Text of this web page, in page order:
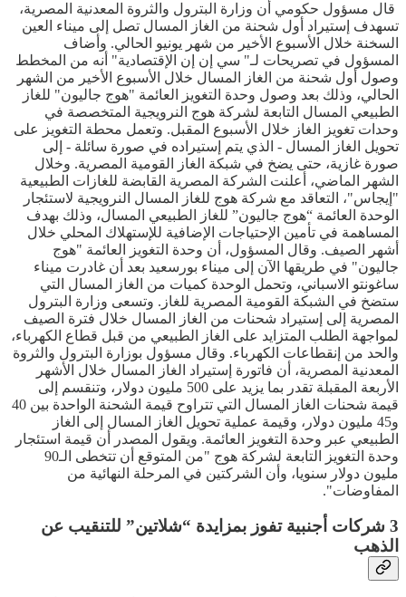
قال مسؤول حكومي أن وزارة البترول والثروة المعدنية المصرية،
تسهدف إستيراد أول شحنة من الغاز المسال تصل إلى ميناء العين
السخنة خلال الأسبوع الأخير من شهر يونيو الحالي. وأضاف
المسؤول في تصريحات لـ" سي إن إن الإقتصادية" أنه من المخطط
وصول أول شحنة من الغاز المسال خلال الأسبوع الأخير من الشهر
الحالي، وذلك بعد وصول وحدة التغويز العائمة "هوج جاليون" للغاز
الطبيعي المسال التابعة لشركة هوج النرويجية المتخصصة في
وحدات تغويز الغاز خلال الأسبوع المقبل. وتعمل محطة التغويز على
تحويل الغاز المسال - الذي يتم إستيراده في صورة سائلة - إلى
صورة غازية، حتى يضخ في شبكة الغاز القومية المصرية. وخلال
الشهر الماضي، أعلنت الشركة المصرية القابضة للغازات الطبيعية
"إيجاس"، التعاقد مع شركة هوج للغاز المسال النرويجية لاستئجار
الوحدة العائمة “هوج جاليون” للغاز الطبيعي المسال، وذلك بهدف
المساهمة في تأمين الإحتياجات الإضافية للإستهلاك المحلي خلال
أشهر الصيف. وقال المسؤول، أن وحدة التغويز العائمة "هوج
جاليون" في طريقها الآن إلى ميناء بورسعيد بعد أن غادرت ميناء
ساغونتو الاسباني، وتحمل الوحدة كميات من الغاز المسال التي
ستضخ في الشبكة القومية المصرية للغاز. وتسعى وزارة البترول
المصرية إلى إستيراد شحنات من الغاز المسال خلال فترة الصيف
لمواجهة الطلب المتزايد على الغاز الطبيعي من قبل قطاع الكهرباء،
والحد من إنقطاعات الكهرباء. وقال مسؤول بوزارة البترول والثروة
المعدنية المصرية، أن فاتورة إستيراد الغاز المسال خلال الأشهر
الأربعة المقبلة تقدر بما يزيد على 500 مليون دولار، وتنقسم إلى
قيمة شحنات الغاز المسال التي تتراوح قيمة الشحنة الواحدة بين 40
و45 مليون دولار، وقيمة عملية تحويل الغاز المسال إلى الغاز
الطبيعي عبر وحدة التغويز العائمة. ويقول المصدر أن قيمة استئجار
وحدة التغويز التابعة لشركة هوج "من المتوقع أن تتخطى الـ90
مليون دولار سنويا، وأن الشركتين في المرحلة النهائية من
المفاوضات".
3 شركات أجنبية تفوز بمزايدة “شلاتين” للتنقيب عن
الذهب